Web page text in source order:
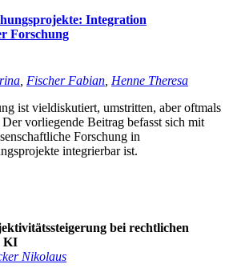
Integration
Forschung
Fischer Fabian Henne Theresa
ist vieldiskutiert, umstritten, aber oftmals
vorliegende Beitrag befasst sich mit
Forschung in
integrierbar ist.
bei rechtlichen
KI
Nikolaus